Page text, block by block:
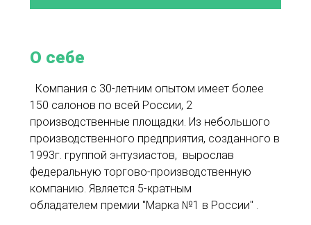
О себе
Компания с 30-летним опытом имеет более
150 салонов по всей России, 2
производственные площадки. Из небольшого
производственного предприятия, созданного в
1993г. группой энтузиастов, вырослав
федеральную торгово-производственную
компанию. Является 5-кратным
обладателем премии "Марка №1 в России" .